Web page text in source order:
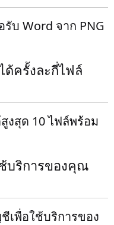
บ Word จาก PNG
ด้ครั้งละกี่ไฟล์
งสุด 10 ไฟล์พร้อม
บริการของคุณ
เพื่อใช้บริการของ